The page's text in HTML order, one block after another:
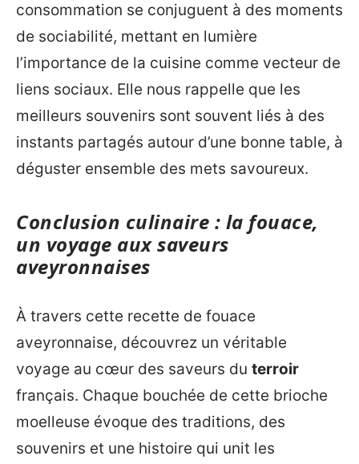
consommation se conjuguent à des moments
de sociabilité, mettant en lumière
l’importance de la cuisine comme vecteur de
liens sociaux. Elle nous rappelle que les
meilleurs souvenirs sont souvent liés à des
instants partagés autour d’une bonne table, à
déguster ensemble des mets savoureux.
Conclusion culinaire : la fouace,
un voyage aux saveurs
aveyronnaises
À travers cette recette de fouace
aveyronnaise, découvrez un véritable
voyage au cœur des saveurs du terroir
français. Chaque bouchée de cette brioche
moelleuse évoque des traditions, des
souvenirs et une histoire qui unit les